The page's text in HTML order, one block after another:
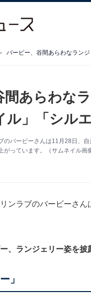
バービー、谷間あらわなラン
間あらわな
ル」「シル
のバービーさんは11月28日、
がっています。（サムネイル
ンラブのバービーさ
、ランジェリー姿を披
」